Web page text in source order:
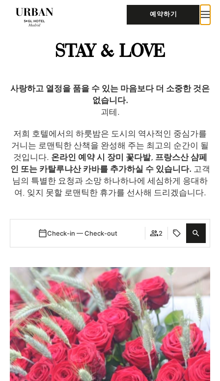
예약하기
STAY & LOVE
사랑하고 열정을 품을 수 있는 마음보다 더 소중한 것은
없습니다.
괴테.
저희 호텔에서의 하룻밤은 도시의 역사적인 중심가를
거니는 로맨틱한 산책을 완성해 주는 최고의 순간이 될
것입니다. 온라인 예약 시 장미 꽃다발, 프랑스산 샴페
인 또는 카탈루냐산 카바를 추가하실 수 있습니다. 고객
님의 특별한 요청과 소망 하나하나에 세심하게 응대하
여, 잊지 못할 로맨틱한 휴가를 선사해 드리겠습니다.
Check-in — Check-out 2